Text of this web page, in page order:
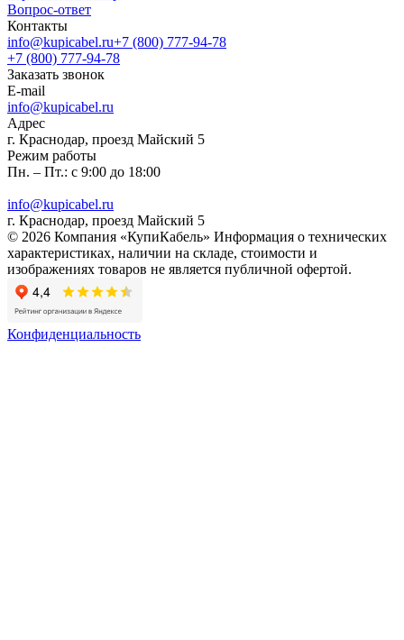
Вопрос-ответ
Контакты
info@kupicabel.ru+7 (800) 777-94-78
+7 (800) 777-94-78
Заказать звонок
E-mail
info@kupicabel.ru
Адрес
г. Краснодар, проезд Майский 5
Режим работы
Пн. – Пт.: с 9:00 до 18:00
info@kupicabel.ru
г. Краснодар, проезд Майский 5
© 2026 Компания «КупиКабель» Информация о технических
характеристиках, наличии на складе, стоимости и
изображениях товаров не является публичной офертой.
Конфиденциальность